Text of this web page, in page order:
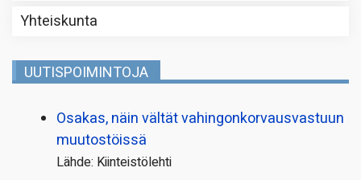
Yhteiskunta
UUTISPOIMINTOJA
Osakas, näin vältät vahingonkorvausvastuun
muutostöissä
Lähde: Kiinteistölehti